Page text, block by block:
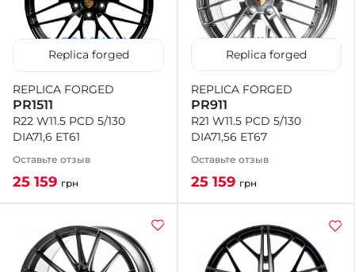
Replica forged
REPLICA FORGED
PR1511
R22 W11.5 PCD 5/130
DIA71,6 ET61
Оставьте отзыв
25 159 грн
Replica forged
REPLICA FORGED
PR911
R21 W11.5 PCD 5/130
DIA71,56 ET67
Оставьте отзыв
25 159 грн